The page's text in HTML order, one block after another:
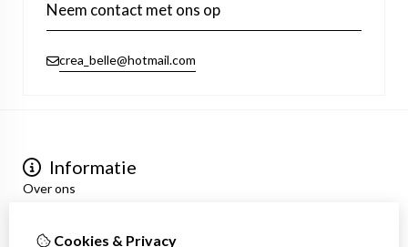
Neem contact met ons op
crea_belle@hotmail.com
Informatie
Over ons
Algemene voorwaarden
Cookies & Privacy